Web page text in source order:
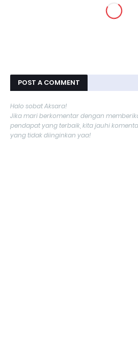
POST A COMMENT
Halo sobat Aksara!
Jika mari berkomentar dengan
pendapat yang terbaik, kita jauhi
yang tidak diinginkan yaa!